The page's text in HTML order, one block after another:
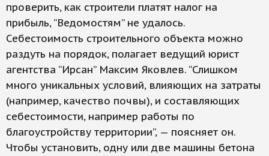
проверить, как строители платят налог на
прибыль, “Ведомостям” не удалось.
Себестоимость строительного объекта можно
раздуть на порядок, полагает ведущий юрист
агентства “Ирсан” Максим Яковлев. “Слишком
много уникальных условий, влияющих на затраты
(например, качество почвы), и составляющих
себестоимости, например работы по
благоустройству территории”, — поясняет он.
Чтобы установить, одну или две машины бетона